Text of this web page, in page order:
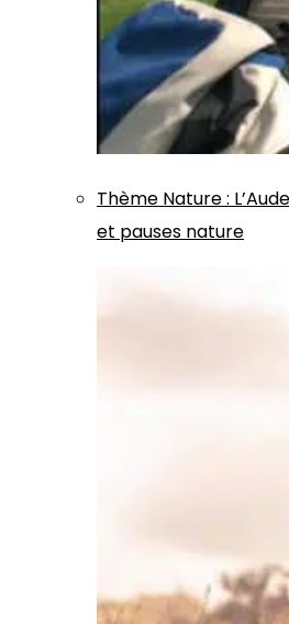
Thème Nature:
et pauses nature